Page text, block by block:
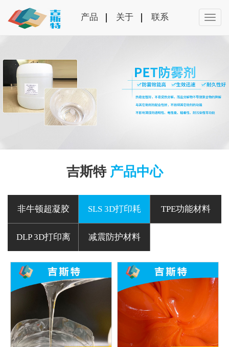
产品 关于 联系
吉斯特 产品中心
非牛顿超凝胶
流体
SLS 3D打印耗
材
TPE功能材料
DLP 3D打印离
型膜
减震防护材料